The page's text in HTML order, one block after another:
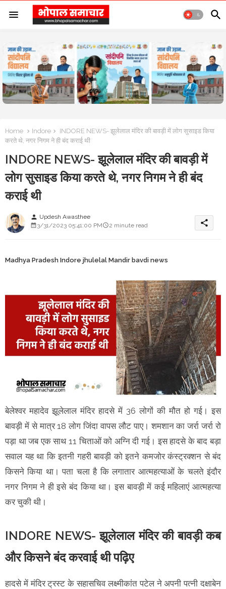
Home Indore
INDORE NEWS- झूलेलाल मंदिर की बावड़ी में लोग सुसाइड किया
करते थे, नगर निगम ने ही बंद कराई थी
INDORE NEWS- झूलेलाल मंदिर की बावड़ी में
लोग सुसाइड किया करते थे, नगर निगम ने ही बंद
कराई थी
person Updesh Awasthee
3/31/2023 05:41:00 PM
2 minute read share
Madhya Pradesh Indore jhulelal Mandir bavdi news
बेलेश्वर महादेव झूलेलाल मंदिर हादसे में 36 लोगों की मौत हो गई। इस
बावड़ी में से मात्र 18 लोग जिंदा वापस लौट पाए। शमशान का जर्रा जर्रा रो
पड़ा था जब एक साथ 11 चिताओं को अग्नि दी गई। इस हादसे के बाद बड़ा
सवाल यह था कि इतनी गहरी बावड़ी को इतने कमजोर कंस्ट्रक्शन से बंद
किसने किया था। पता चला है कि लगातार आत्महत्याओं के चलते इंदौर
नगर निगम ने ही इसे बंद किया था। इस बावड़ी में कई महिलाएं आत्महत्या
कर चुकी थी।
INDORE NEWS- झूलेलाल मंदिर की बावड़ी कब
और किसने बंद करवाई थी पढ़िए
हादसे में मंदिर ट्रस्ट के सहासचिव लक्ष्मीकांत पटेल ने अपनी पत्नी दक्षाबेन